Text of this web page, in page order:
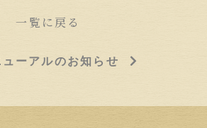
一覧に戻る
ーアルのお知らせ